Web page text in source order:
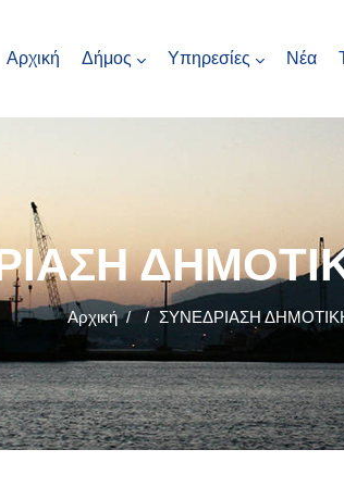
Αρχική Δήμος Υπηρεσίες Νέα
Αρχική / / ΣΥΝΕΔΡΙΑΣΗ